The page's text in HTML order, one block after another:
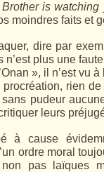
is watching
moindres faits et
dire par
n’est plus une
», il n’est vu
rien
pudeur
leurs
à cause
ordre moral
pas laïques